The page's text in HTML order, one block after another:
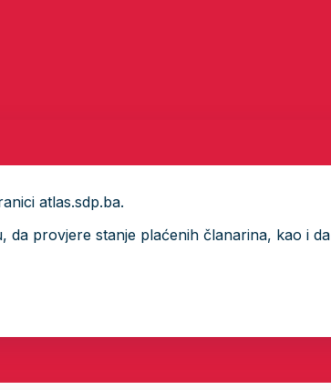
atlas.sdp.ba.
da provjere stanje plaćenih članarina, kao i da